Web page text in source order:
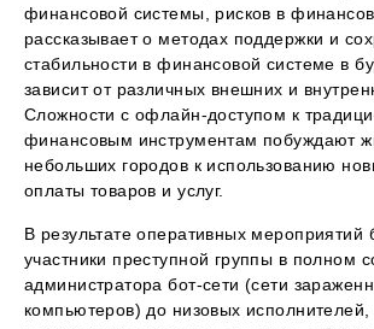
финансовой системы, рисков в
рассказывает о методах поддержки и
стабильности в финансовой системе в
зависит от различных внешних и
Сложности с офлайн-доступом к
финансовым инструментам побуждают
небольших городов к использованию
оплаты товаров и услуг.
В результате оперативных
участники преступной группы в полном
администратора бот-сети (сети
компьютеров) до низовых